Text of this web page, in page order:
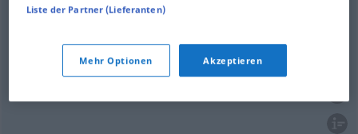
proclamer
Liste der Partner (Lieferanten)
Mehr Optionen Akzeptieren